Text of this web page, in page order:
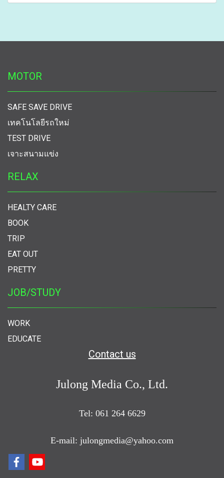
MOTOR
SAFE SAVE DRIVE
เทคโนโลยีรถใหม่
TEST DRIVE
เจาะสนามแข่ง
RELAX
HEALTY CARE
BOOK
TRIP
EAT OUT
PRETTY
JOB/STUDY
WORK
EDUCATE
Contact us
Julong Media Co., Ltd.
Tel: 061 264 6629
E-mail: julongmedia@yahoo.com